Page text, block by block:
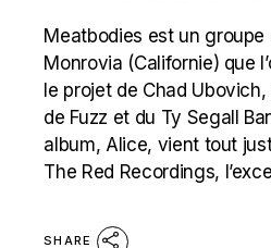
Meatbodies est un groupe
Monrovia (Californie) que
le projet de Chad
de Fuzz et du Ty Segall
album, Alice, vient tout
The Red Recordings,
SHARE